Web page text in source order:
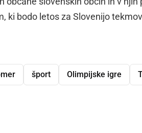
ki bodo letos za Slovenijo
šport Olimpijske igre